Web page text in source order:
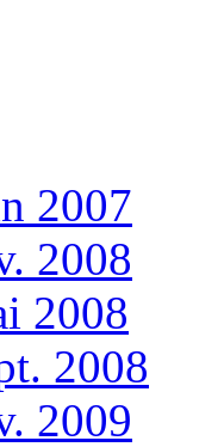
2007
2008
2008
2008
2009